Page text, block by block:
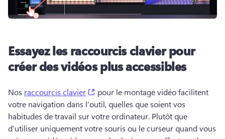
Essayez les raccourcis clavier pour
créer des vidéos plus accessibles
Nos raccourcis clavier (opens in a new tab)
pour le montage vidéo facilitent
votre navigation dans l’outil, quelles que soient vos
habitudes de travail sur votre ordinateur. Plutôt que
d’utiliser uniquement votre souris ou le curseur quand vous